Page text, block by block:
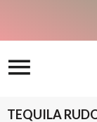
TEQUILA